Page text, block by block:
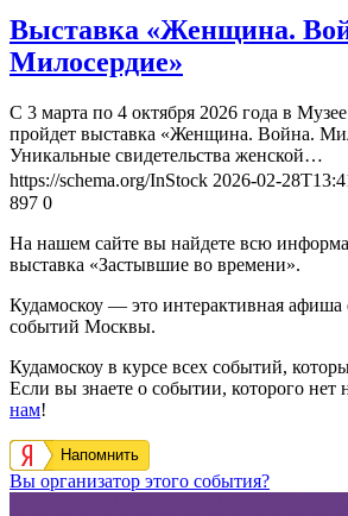
Выставка «Женщина.
Милосердие»
С 3 марта по 4 октября 2026 года в
пройдет выставка «Женщина. Война.
Уникальные свидетельства женской…
https://schema.org/InStock 2026-02-
897 0
На нашем сайте вы найдете всю
выставка «Застывшие во времени».
Кудамоскоу — это интерактивная
событий Москвы.
Кудамоскоу в курсе всех событий,
Если вы знаете о событии, которого нет
нам!
Напомнить
Вы организатор этого события?